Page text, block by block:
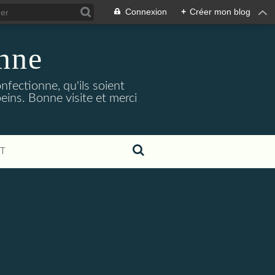
Connexion + Créer mon blog
qu'ils soient
Bonne visite et merci